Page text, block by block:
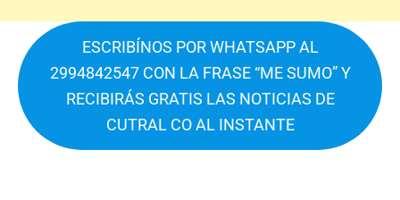
ESCRIBÍNOS POR WHATSAPP AL
2994842547 CON LA FRASE “ME SUMO” Y
RECIBIRÁS GRATIS LAS NOTICIAS DE
CUTRAL CO AL INSTANTE